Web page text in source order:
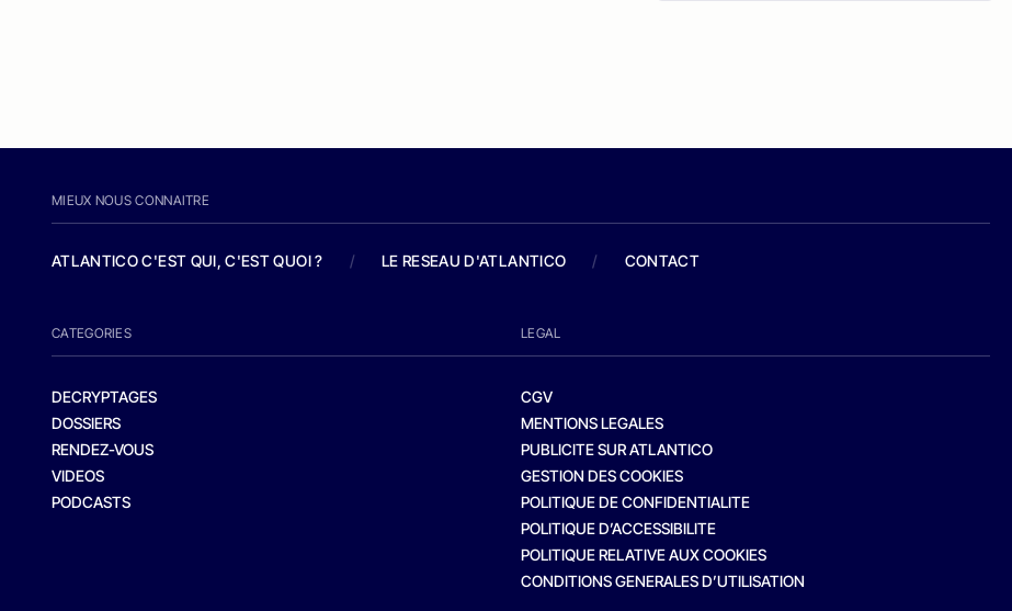
MIEUX NOUS CONNAITRE
ATLANTICO C'EST QUI, C'EST QUOI ? / LE RESEAU D'ATLANTICO / CONTACT
CATEGORIES
DECRYPTAGES
DOSSIERS
RENDEZ-VOUS
VIDEOS
PODCASTS
LEGAL
CGV
MENTIONS LEGALES
PUBLICITE SUR ATLANTICO
GESTION DES COOKIES
POLITIQUE DE CONFIDENTIALITE
POLITIQUE D’ACCESSIBILITE
POLITIQUE RELATIVE AUX COOKIES
CONDITIONS GENERALES D’UTILISATION